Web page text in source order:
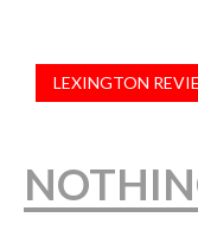
LEXINGTON